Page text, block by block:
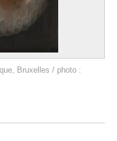
Bruxelles / photo :